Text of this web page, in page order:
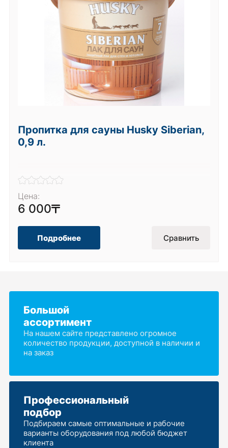
Пропитка для сауны Husky Siberian,
0,9 л.
Цена:
6 000
Подробнее Сравнить
Большой
ассортимент
На нашем сайте представлено огромное
количество продукции, доступной в наличии и
на заказ
Профессиональный
подбор
Подбираем самые оптимальные и рабочие
варианты оборудования под любой бюджет
клиента